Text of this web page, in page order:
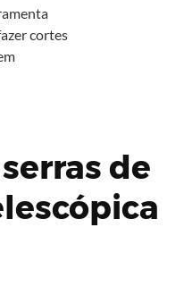
cortes
de